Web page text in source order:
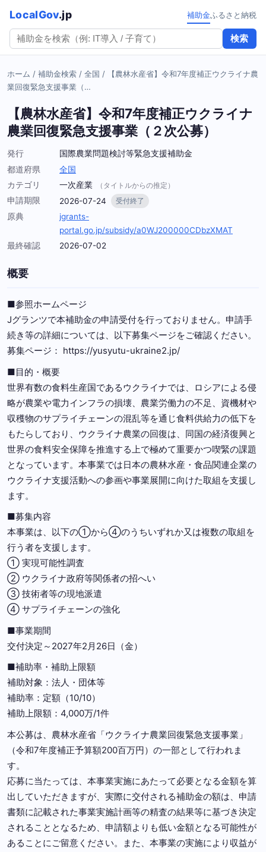
LocalGov.jp
検索
補助金ふるさと納税
ホーム / 補助金検索 / 全国 /
【農林水産省】令和7年度補正ウクライナ農
業回復緊急支援事業（…
【農林水産省】令和7年度補正ウクライナ
農業回復緊急支援事業（２次公募）
発行
国際農業問題検討等緊急支援補助金
都道府県
全国
カテゴリ
一次産業 （タイトルからの推定）
申請期限 2026-07-24 受付終了
原典
jgrants-
portal.go.jp/subsidy/a0WJ200000CDbzXMAT
最終確認
2026-07-02
概要
■参照ホームページ
Jグランツで本補助金の申請受付を行っておりません。申請手
続き等の詳細については、以下募集ページをご確認ください。
募集ページ： https://yusyutu-ukraine2.jp/
■目的・概要
世界有数の⾷料⽣産国であるウクライナでは、ロシアによる侵
略が農業や電⼒インフラの損壊、農業労働⼒の不⾜、資機材や
収穫物のサプライチェーンの混乱等を通じ⾷料供給⼒の低下を
もたらしており、ウクライナ農業の回復は、同国の経済復興と
世界の⾷料安全保障を推進する上で極めて重要かつ喫緊の課題
となっています。本事業では⽇本の農林⽔産・⾷品関連企業の
ウクライナ⽀援活動への参画や事業展開に向けた取組を⽀援し
ます。
■募集内容
本事業は、以下の①から④のうちいずれか⼜は複数の取組を
⾏う者を⽀援します。
① 実現可能性調査
② ウクライナ政府等関係者の招へい
③ 技術者等の現地派遣
④ サプライチェーンの強化
■事業期間
交付決定～2027年2月26日（金）
■補助率・補助上限額
補助対象：法人・団体等
補助率：定額（10/10）
補助上限額：4,000万/1件
本公募は、農林⽔産省「ウクライナ農業回復緊急⽀援事業」
（令和7年度補正予算額200百万円）の⼀部として⾏われま
す。
応募に当たっては、本事業実施にあたって必要となる⾦額を算
出していただきますが、実際に交付される補助⾦の額は、申請
書類に記載された事業実施計画等の精査の結果等に基づき決定
されることとなるため、申請額よりも低い⾦額となる可能性が
あることにご留意ください。また、本事業の実施により収益が